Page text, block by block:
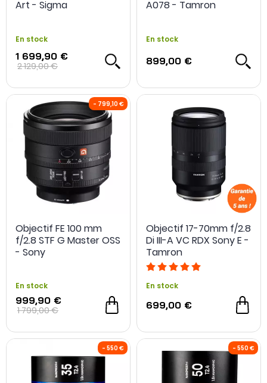
Art - Sigma
En stock
1 699,90 €
2 129,00 €
A078 - Tamron
En stock
899,00 €
Objectif FE 100 mm
f/2.8 STF G Master OSS
- Sony
En stock
999,90 €
1 799,00 €
Objectif 17-70mm f/2.8
Di III-A VC RDX Sony E -
Tamron
En stock
699,00 €